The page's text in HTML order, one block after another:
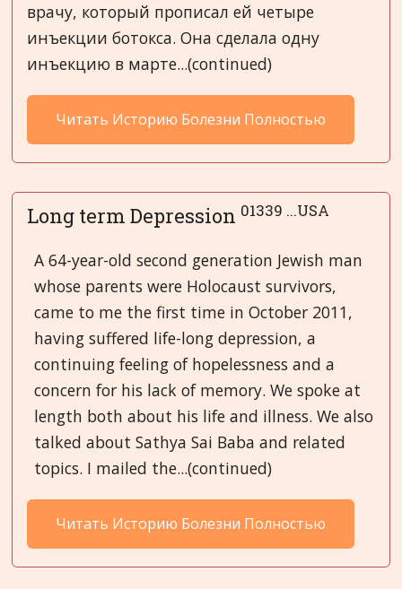
врачу, который прописал ей четыре
инъекции ботокса. Она сделала одну
инъекцию в марте...(continued)
Читать Историю Болезни Полностью
Long term Depression 01339 ...USA
A 64-year-old second generation Jewish man
whose parents were Holocaust survivors,
came to me the first time in October 2011,
having suffered life-long depression, a
continuing feeling of hopelessness and a
concern for his lack of memory. We spoke at
length both about his life and illness. We also
talked about Sathya Sai Baba and related
topics. I mailed the...(continued)
Читать Историю Болезни Полностью